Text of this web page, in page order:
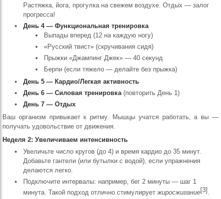
Растяжка, йога, прогулка на свежем воздухе. Отдых — залог
прогресса!
День 4 — Функциональная тренировка
Выпады вперед (12 на каждую ногу)
«Русский твист» (скручивания сидя)
Прыжки «Джампинг Джек» — 40 секунд
Берпи (если тяжело — делайте без прыжка)
День 5 — Кардио/Легкая активность
День 6 — Силовая тренировка (повторить День 1)
День 7 — Отдых
Ваш организм привыкает к ритму. Мышцы учатся работать, а вы —
получать удовольствие от движения.
Неделя 2: Увеличиваем интенсивность
Увеличьте число кругов (до 4) и время кардио до 35 минут.
Добавьте гантели (или бутылки с водой), если упражнения
делаются легко.
Подключите интервалы: например, бег 2 минуты — шаг 1
минута. Такой подход отлично стимулирует жиросжигание[3]